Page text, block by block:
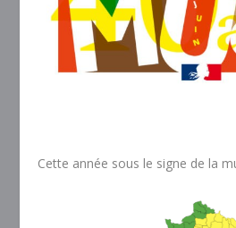
Cette année sous le signe de la